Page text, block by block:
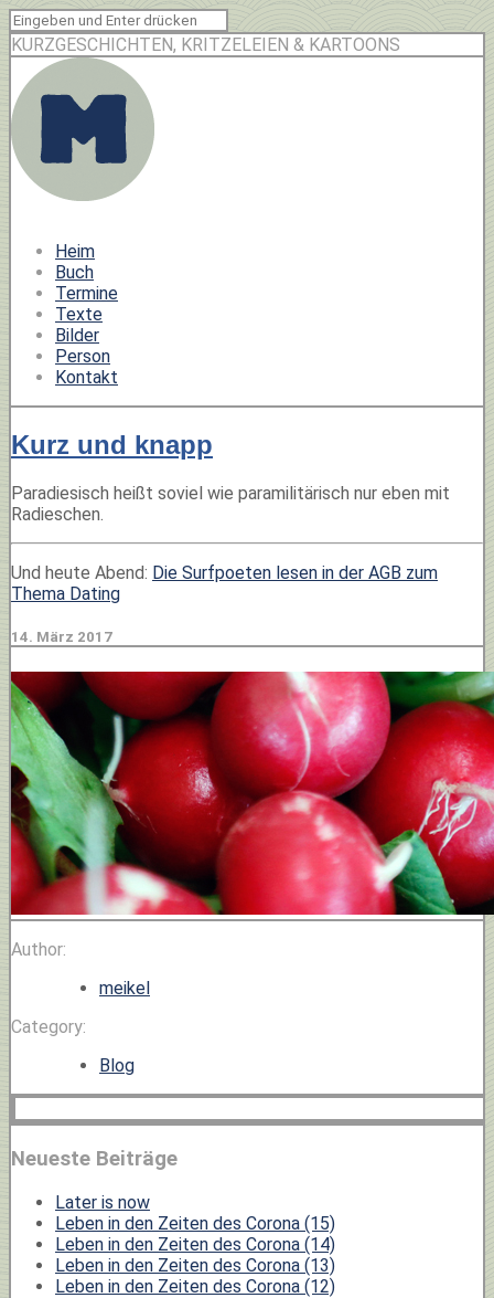
KURZGESCHICHTEN, KRITZELEIEN & KARTOONS
Heim
Buch
Termine
Texte
Bilder
Person
Kontakt
Kurz und knapp
Paradiesisch heißt soviel wie paramilitärisch nur eben mit
Radieschen.
Und heute Abend: Die Surfpoeten lesen in der AGB zum
Thema Dating
14. März 2017
Author:
meikel
Category:
Blog
Neueste Beiträge
Later is now
Leben in den Zeiten des Corona (15)
Leben in den Zeiten des Corona (14)
Leben in den Zeiten des Corona (13)
Leben in den Zeiten des Corona (12)